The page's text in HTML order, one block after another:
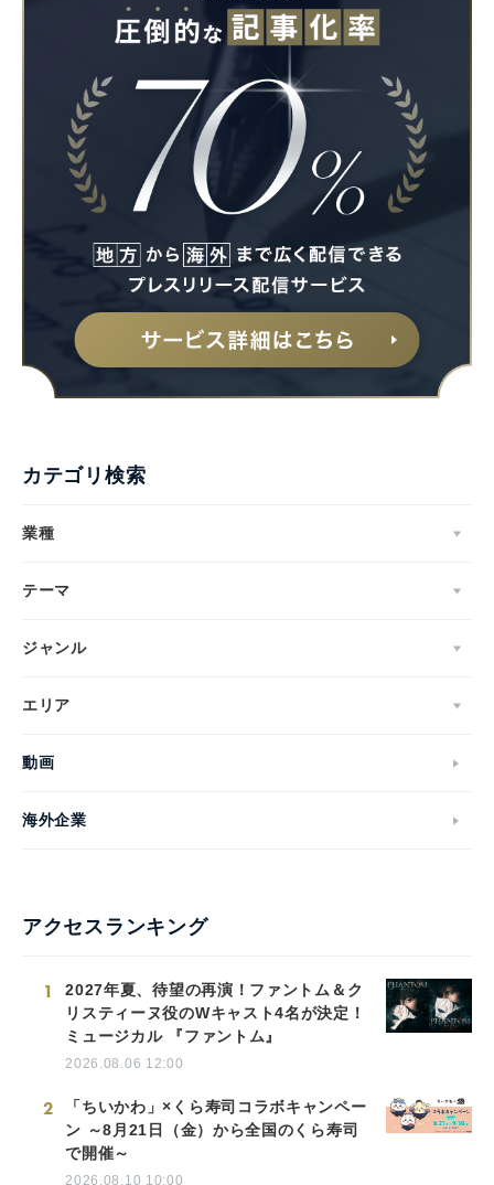
カテゴリ検索
業種
テーマ
ジャンル
エリア
動画
海外企業
アクセスランキング
1
2027年夏、待望の再演！ファントム＆ク
リスティーヌ役のWキャスト4名が決定！
ミュージカル 『ファントム』
2026.08.06 12:00
2
「ちいかわ」×くら寿司コラボキャンペー
ン ～8月21日（金）から全国のくら寿司
で開催～
2026.08.10 10:00